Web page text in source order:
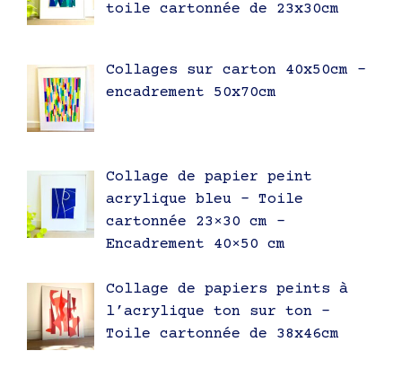
toile cartonnée de 23x30cm
Collages sur carton 40x50cm –
encadrement 50x70cm
Collage de papier peint
acrylique bleu – Toile
cartonnée 23×30 cm –
Encadrement 40×50 cm
Collage de papiers peints à
l’acrylique ton sur ton –
Toile cartonnée de 38x46cm